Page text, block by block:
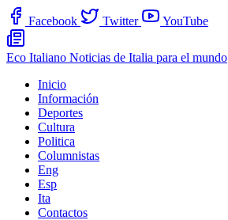
Facebook Twitter YouTube
Eco Italiano Noticias de Italia para el mundo
Inicio
Información
Deportes
Cultura
Politica
Columnistas
Eng
Esp
Ita
Contactos